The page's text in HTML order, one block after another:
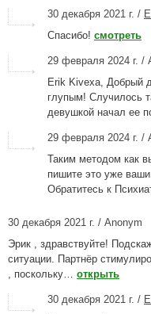
30 декабря 2021 г. /
Спасибо! смотреть
29 февраля 2024 г. /
Erik Kivexa, Добрый
глупым! Случилось
девушкой начал ее
29 февраля 2024 г. /
Таким методом как
пишите это уже
Обратитесь к
30 декабря 2021 г. / Anonym
Эрик , здравствуйте!
ситуации. Партнёр
, поскольку… открыть
30 декабря 2021 г. /